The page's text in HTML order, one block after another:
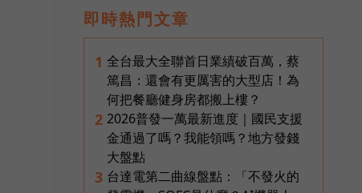
即時熱門文章
1 全台最大全聯首日業績破百萬，蔡
篤昌：還會有更厲害的大型店！為
何把餐廳健身房都搬上樓？
2 2026普發一萬最新進度｜國民支援
金通過了嗎？我能領嗎？地方發錢
大盤點
3 台達電第二曲線盤點：「不發火的